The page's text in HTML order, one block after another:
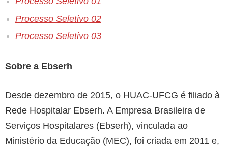
Processo Seletivo 02
Processo Seletivo 03
Sobre a Ebserh
Desde dezembro de 2015, o HUAC-UFCG é filiado à
Rede Hospitalar Ebserh. A Empresa Brasileira de
Serviços Hospitalares (Ebserh), vinculada ao
Ministério da Educação (MEC), foi criada em 2011 e,